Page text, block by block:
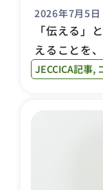
2026年7月5日
「伝える」
えることを
JECCICA記事,